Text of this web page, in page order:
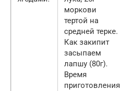
моркови
тертой на
средней терке.
Как закипит
засыпаем
лапшу (80г).
Время
приготовления